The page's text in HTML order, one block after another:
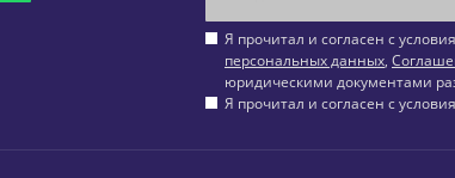
Я прочитал и согласен с
персональных данных,
юридическими документами
Я прочитал и согласен с